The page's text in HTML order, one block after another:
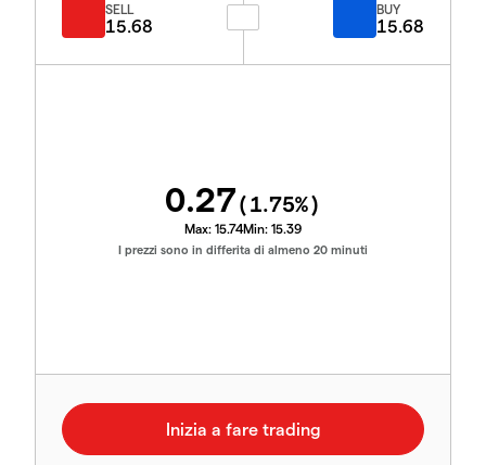
SELL
15.68
BUY
15.68
0.27(1.75%)
Max: 15.74Min: 15.39
I prezzi sono in differita di almeno 20 minuti